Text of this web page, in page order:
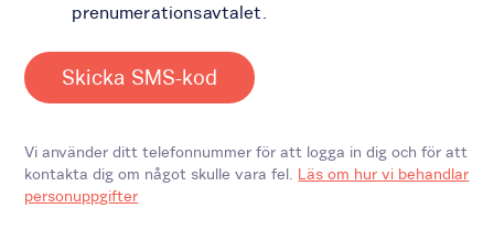
prenumerationsavtalet.
Skicka SMS-kod
Vi använder ditt telefonnummer för att logga in dig och för att
kontakta dig om något skulle vara fel. Läs om hur vi behandlar
personuppgifter